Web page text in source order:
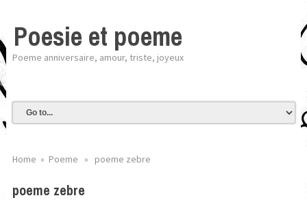
Poesie et poeme
Poeme anniversaire, amour, triste, joyeux
Home » Poeme » poeme zebre
poeme zebre